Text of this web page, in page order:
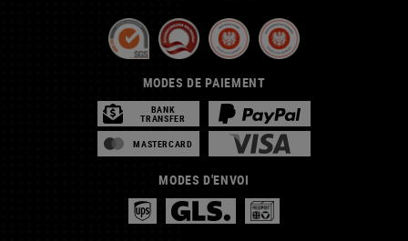
MODES DE PAIEMENT
BANK
TRANSFER
MASTERCARD
MODES D'ENVOI